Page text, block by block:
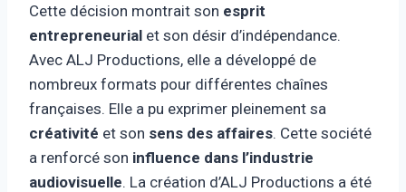
Cette décision montrait son esprit
entrepreneurial et son désir d’indépendance.
Avec ALJ Productions, elle a développé de
nombreux formats pour différentes chaînes
françaises. Elle a pu exprimer pleinement sa
créativité et son sens des affaires. Cette société
a renforcé son influence dans l’industrie
audiovisuelle. La création d’ALJ Productions a été